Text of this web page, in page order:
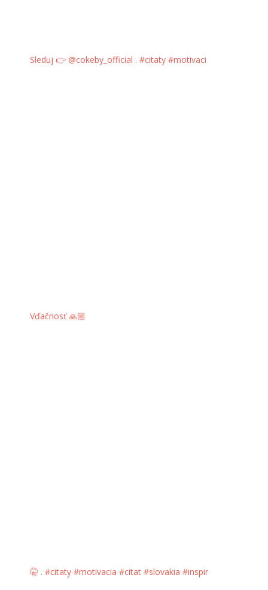
Sleduj 👉 @cokeby_official . #citaty #motivaci
Vďačnosť 🙏🏼
🤫 . #citaty #motivacia #citat #slovakia #inspir